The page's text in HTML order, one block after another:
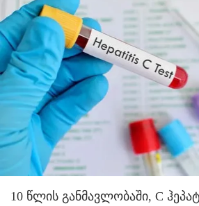
10 წლის განმავლობაში, C